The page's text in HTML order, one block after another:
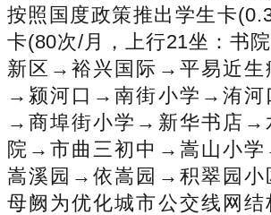
按照国度政策推出学生卡
卡(80次/月，上行21坐：书
新区→裕兴国际→平易近生
→颍河口→南街小学→洧河
→商埠街小学→新华书店→
院→市曲三初中→嵩山小
嵩溪园→依嵩园→积翠园
母阙为优化城市公交线网结